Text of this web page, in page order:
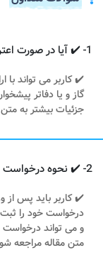
1- ✔️ آیا در صورت اعتراض، امکان اصلاح قبض گاز وجود دارد؟
✔️ کاربر می تواند با
گاز و یا دفاتر
جزئیات بیشتر به
2- ✔️ نحوه درخواست اصلاح قبض گاز چگونه است؟
✔️ کاربر باید پس
درخواست خود را
و می تواند
متن مقاله مراجعه